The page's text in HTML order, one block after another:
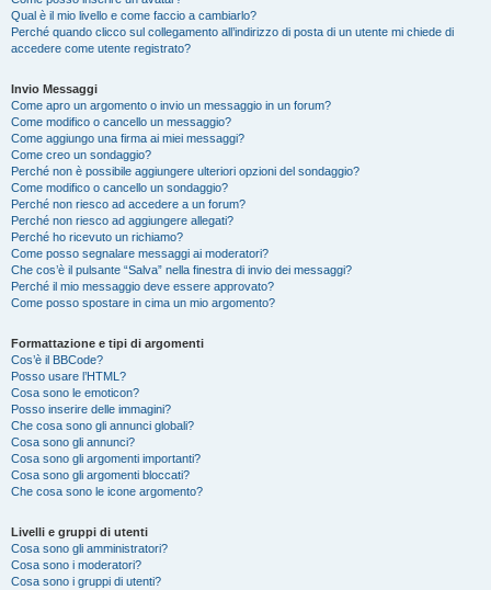
Qual è il mio livello e come faccio a cambiarlo?
Perché quando clicco sul collegamento all’indirizzo di posta di un utente mi chiede di
accedere come utente registrato?
Invio Messaggi
Come apro un argomento o invio un messaggio in un forum?
Come modifico o cancello un messaggio?
Come aggiungo una firma ai miei messaggi?
Come creo un sondaggio?
Perché non è possibile aggiungere ulteriori opzioni del sondaggio?
Come modifico o cancello un sondaggio?
Perché non riesco ad accedere a un forum?
Perché non riesco ad aggiungere allegati?
Perché ho ricevuto un richiamo?
Come posso segnalare messaggi ai moderatori?
Che cos’è il pulsante “Salva” nella finestra di invio dei messaggi?
Perché il mio messaggio deve essere approvato?
Come posso spostare in cima un mio argomento?
Formattazione e tipi di argomenti
Cos’è il BBCode?
Posso usare l’HTML?
Cosa sono le emoticon?
Posso inserire delle immagini?
Che cosa sono gli annunci globali?
Cosa sono gli annunci?
Cosa sono gli argomenti importanti?
Cosa sono gli argomenti bloccati?
Che cosa sono le icone argomento?
Livelli e gruppi di utenti
Cosa sono gli amministratori?
Cosa sono i moderatori?
Cosa sono i gruppi di utenti?